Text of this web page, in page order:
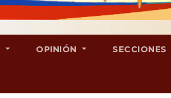
OPINIÓN SECCIONES